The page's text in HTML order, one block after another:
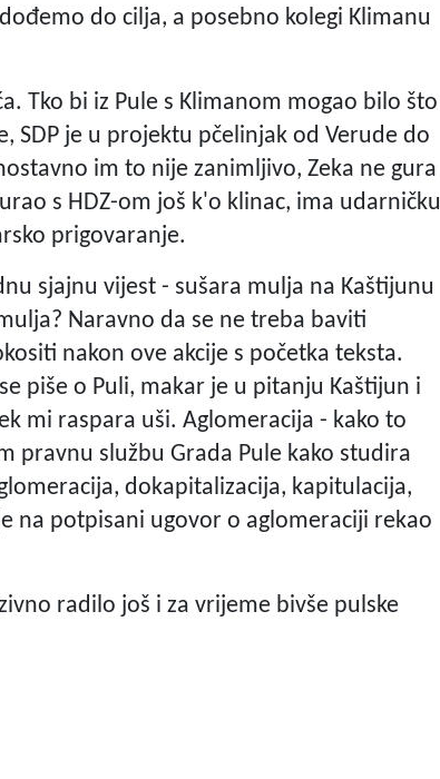
do cilja, a posebno kolegi Klimanu
Tko bi iz Pule s Klimanom mogao bilo što
SDP je u projektu pčelinjak od Verude do
im to nije zanimljivo, Zeka ne gura
s HDZ-om još k'o klinac, ima udarničku
prigovaranje.
sjajnu vijest - sušara mulja na Kaštijunu
Naravno da se ne treba baviti
nakon ove akcije s početka teksta.
piše o Puli, makar je u pitanju Kaštijun i
mi raspara uši. Aglomeracija - kako to
pravnu službu Grada Pule kako studira
dokapitalizacija, kapitulacija,
na potpisani ugovor o aglomeraciji rekao
radilo još i za vrijeme bivše pulske